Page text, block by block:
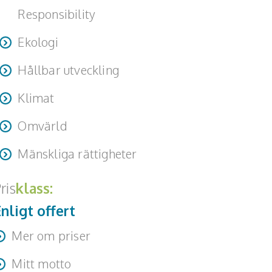
Responsibility
Ekologi
Hållbar utveckling
Klimat
Omvärld
Mänskliga rättigheter
klass:
offert
Mer om priser
+ logi tillkommer Andra utgifter i samband
Mitt motto